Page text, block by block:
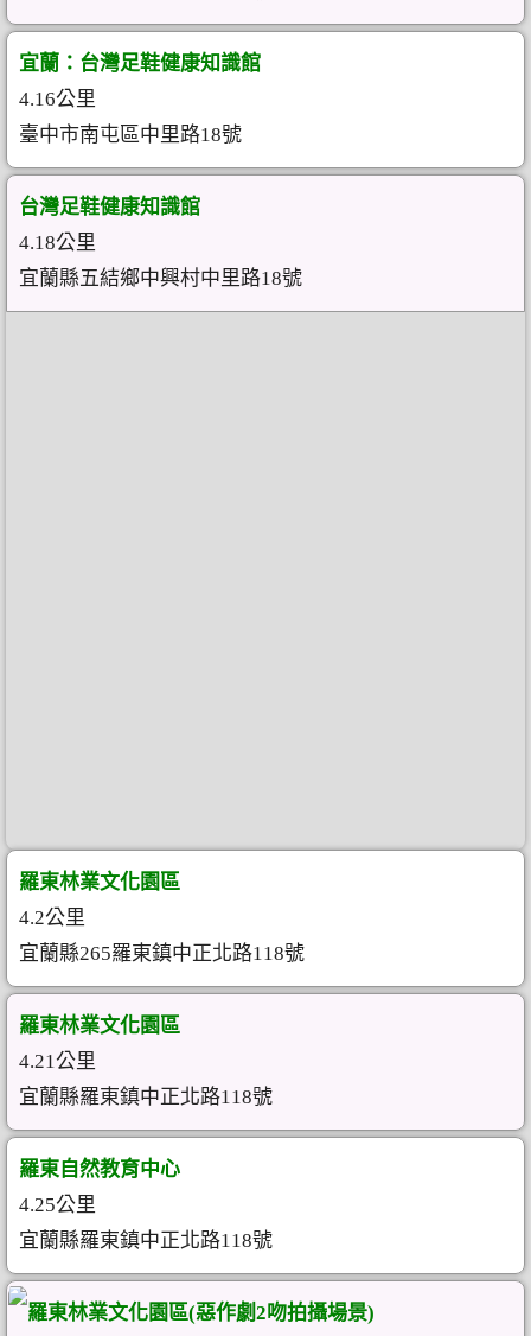
宜蘭：台灣足鞋健康知識館
4.16公里
臺中市南屯區中里路18號
台灣足鞋健康知識館
4.18公里
宜蘭縣五結鄉中興村中里路18號
羅東林業文化園區
4.2公里
宜蘭縣265羅東鎮中正北路118號
羅東林業文化園區
4.21公里
宜蘭縣羅東鎮中正北路118號
羅東自然教育中心
4.25公里
宜蘭縣羅東鎮中正北路118號
羅東林業文化園區(惡作劇2吻拍攝場景)